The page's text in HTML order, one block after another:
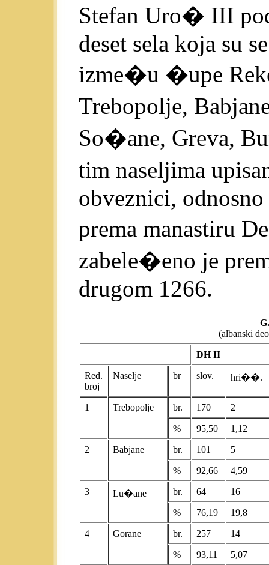
Stefan Uro� III
deset sela koja su
izme�u �upe
Trebopolje,
So�ane, Greva,
tim naseljima
obveznici,
prema manastiru
zabele�eno je
drugom 1266.
(albanski
DH II
Red.
broj
Naselje br slov. hri��.
1 Trebopolje br. 170 2
% 95,50 1,12
2 Babjane br. 101 5
% 92,66 4,59
3 Lu�ane br. 64 16
% 76,19 19,8
4 Gorane br. 257 14
% 93,11 5,07